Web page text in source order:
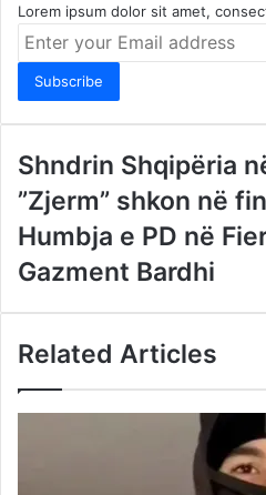
Lorem ipsum dolor sit amet,
Enter
your
Email
address
Shndrin Shqipëria
”Zjerm” shkon në
Humbja e PD në
Gazment Bardhi
Related Articles